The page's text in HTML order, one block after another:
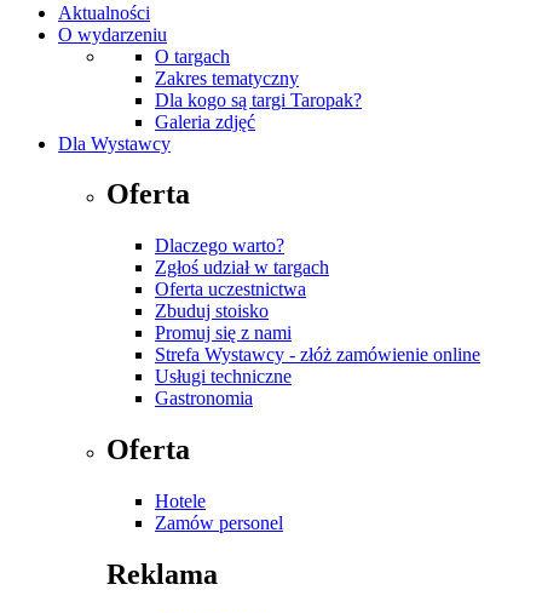
Aktualności
O wydarzeniu
O targach
Zakres tematyczny
Dla kogo są targi Taropak?
Galeria zdjęć
Dla Wystawcy
Oferta
Dlaczego warto?
Zgłoś udział w targach
Oferta uczestnictwa
Zbuduj stoisko
Promuj się z nami
Strefa Wystawcy - złóż zamówienie online
Usługi techniczne
Gastronomia
Oferta
Hotele
Zamów personel
Reklama